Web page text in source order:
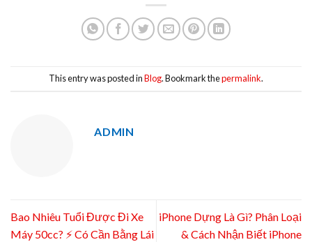
This entry was posted inBlog. Bookmark thepermalink.
ADMIN
Bao Nhiêu Tuổi Được Đi Xe
Máy 50cc? ⚡️ Có Cần Bằng Lái
iPhone Dựng Là Gì? Phân Loại
& Cách Nhận Biết iPhone